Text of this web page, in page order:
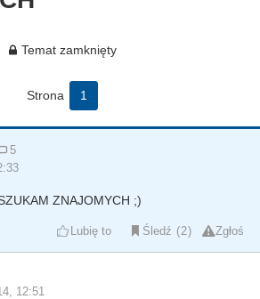
Temat zamknięty
Strona 1
5
ZNAJOMYCH ;)
Lubię to Śledź 2 Zgłoś
12:51